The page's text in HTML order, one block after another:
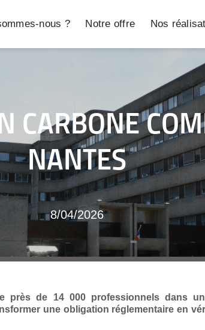
nous ? Notre offre Nos
CARBONE
NANTES
8/04/2026
près de 14 000 professionnels dans
une obligation réglementaire en